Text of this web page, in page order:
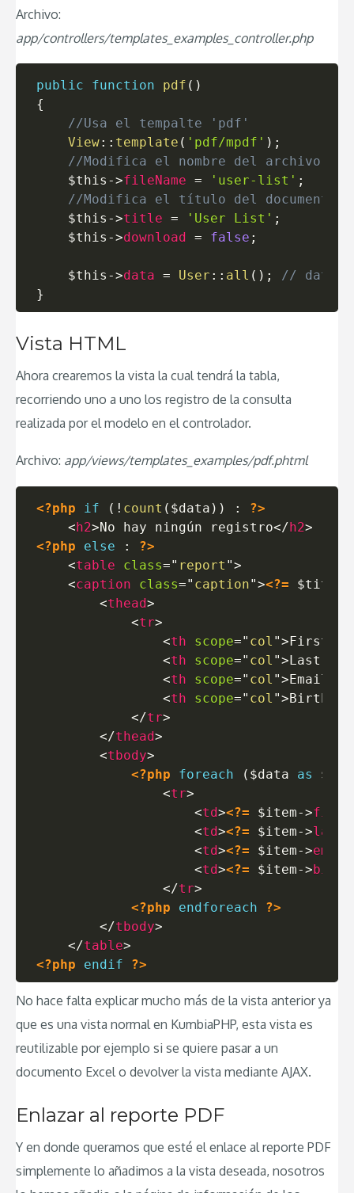
Archivo:
app/controllers/templates_examples_controller.php
public function pdf ( )
{
//Usa el tempalte 'pdf'
View:: template ( 'pdf/mpdf' ) ;
//Modifica el nombre del archivo a
$this ->fileName = 'user-list' ;
//Modifica el título del documento
$this ->title = 'User List' ;
$this ->download = false ;
$this ->data = User :: all ( ) ;
// data
}
Vista HTML
Ahora crearemos la vista la cual tendrá la tabla,
recorriendo uno a uno los registro de la consulta
realizada por el modelo en el controlador.
Archivo: app/views/templates_examples/pdf.phtml
<?php if ( ! count ( $data ) ) :
?>
<h2>No hay ningún registro</h2>
<?php
else :
?>
<table class=" report ">
<caption class=" caption"><?= $title
<thead>
<tr>
<th scope=" col ">First
<th scope=" col ">Last
<th scope=" col ">Email
<th scope=" col ">
</tr>
</thead>
<tbody>
<?php
foreach ( $data as
<tr>
<td><?= $item->
<td><?= $item->
<td><?= $item->email
<td><?= $item->
</tr>
<?php
endforeach
?>
</tbody>
</table>
<?php
endif ?>
No hace falta explicar mucho más de la vista anterior ya
que es una vista normal en KumbiaPHP, esta vista es
reutilizable por ejemplo si se quiere pasar a un
documento Excel o devolver la vista mediante AJAX.
Enlazar al reporte PDF
Y en donde queramos que esté el enlace al reporte PDF
simplemente lo añadimos a la vista deseada, nosotros